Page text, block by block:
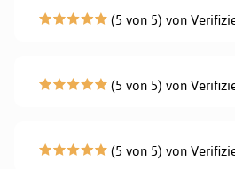
(5 von 5) von
(5 von 5) von
(5 von 5) von